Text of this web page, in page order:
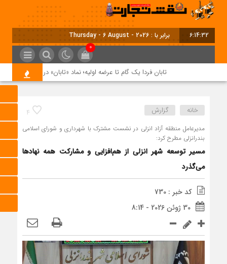
6:14:32 برابر با : Thursday - 6 August - 2026
0
تابان فردا یک گام تا عرضه اولیه؛ نماد «تابان» در بورس تهران درج شد
4 خانه گزارش
مدیرعامل منطقه آزاد انزلی در نشست مشترک با شهرداری و شورای اسلامی
بندرانزلی مطرح کرد:
مسیر توسعه شهر انزلی از هم‌افزایی و مشاركت همه نهادها
می‌گذرد
کد خبر : 730
30 ژوئن 2026 - 8:14